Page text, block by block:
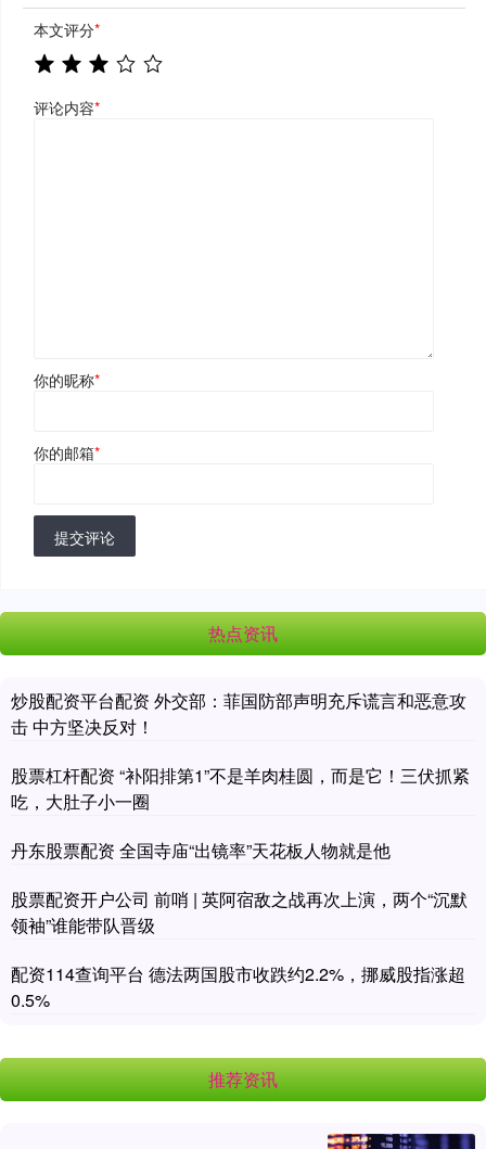
本文评分*
评论内容*
你的昵称*
你的邮箱*
提交评论
热点资讯
炒股配资平台配资 外交部：菲国防部声明充斥谎言和恶意攻
击 中方坚决反对！
股票杠杆配资 “补阳排第1”不是羊肉桂圆，而是它！三伏抓紧
吃，大肚子小一圈
丹东股票配资 全国寺庙“出镜率”天花板人物就是他
股票配资开户公司 前哨 | 英阿宿敌之战再次上演，两个“沉默
领袖”谁能带队晋级
配资114查询平台 德法两国股市收跌约2.2%，挪威股指涨超
0.5%
推荐资讯